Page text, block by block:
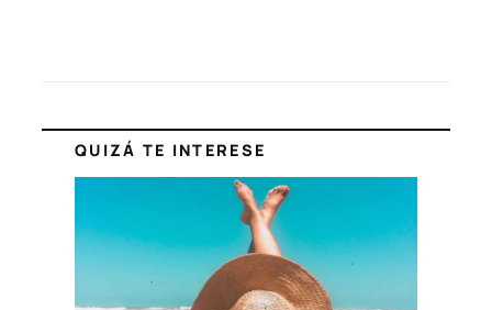
QUIZÁ TE INTERESE